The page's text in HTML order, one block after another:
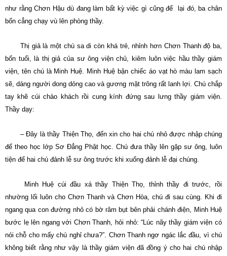
như rằng Chơn Hậu dù đang làm bất kỳ việc gì cũng để lại đó, ba chân
bốn cẳng chạy vù lên phòng thầy.
Thị giả là một chú sa di còn khá trẻ, nhỉnh hơn Chơn Thanh độ ba,
bốn tuổi, là thị giả của sư ông viện chủ, kiêm luôn việc hầu thầy giám
viện, tên chú là Minh Huệ. Minh Huệ bận chiếc áo vạt hò màu lam sạch
sẽ, dáng người dong dỏng cao và gương mặt trông rất lanh lợi. Chú chắp
tay khẽ cúi chào khách rồi cung kính đứng sau lưng thầy giám viện.
Thầy dạy:
– Ðây là thầy Thiện Thọ, đến xin cho hai chú nhỏ được nhập chúng
để theo học lớp Sơ Ðẳng Phật học. Chú đưa thầy lên gặp sư ông, luôn
tiện để hai chú đảnh lễ sư ông trước khi xuống đảnh lễ đại chúng.
Minh Huệ cúi đầu xá thầy Thiện Thọ, thỉnh thầy đi trước, rồi
nhường lối luôn cho Chơn Thanh và Chơn Hòa, chú đi sau cùng. Khi đi
ngang qua con đường nhỏ có bờ râm bụt bên phải chánh điện, Minh Huệ
bước lẹ lên ngang với Chơn Thanh, hỏi nhỏ: “Lúc nãy thầy giám viện có
nói chỗ cho mấy chú nghỉ chưa?”. Chơn Thanh ngơ ngác lắc đầu, vì chú
không biết rằng như vậy là thầy giám viện đã đồng ý cho hai chú nhập